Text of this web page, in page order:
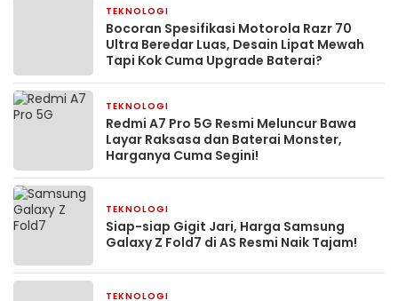
TEKNOLOGI
Bocoran Spesifikasi Motorola Razr 70
Ultra Beredar Luas, Desain Lipat Mewah
Tapi Kok Cuma Upgrade Baterai?
TEKNOLOGI
Redmi A7 Pro 5G Resmi Meluncur Bawa
Layar Raksasa dan Baterai Monster,
Harganya Cuma Segini!
TEKNOLOGI
Siap-siap Gigit Jari, Harga Samsung
Galaxy Z Fold7 di AS Resmi Naik Tajam!
TEKNOLOGI